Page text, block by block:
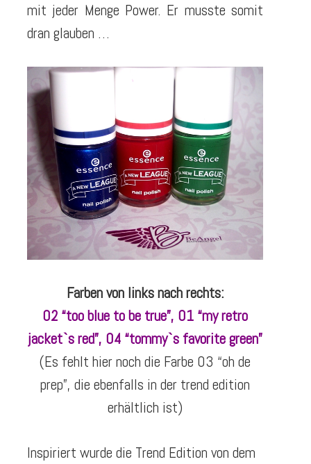
mit jeder Menge Power. Er musste somit
dran glauben …
Farben von links nach rechts:
02 “too blue to be true”, 01 “my retro
jacket`s red”, 04 “tommy`s favorite green”
(Es fehlt hier noch die Farbe 03 “oh de
prep”, die ebenfalls in der trend edition
erhältlich ist)
Inspiriert wurde die Trend Edition von dem